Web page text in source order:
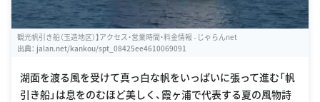
観光帆引き船（玉造地区）】アクセス・営業時間・料金情報 - じゃらんnet
出典： jalan.net/kankou/spt_08425ee4610069091
湖面を渡る風を受けて真っ白な帆をいっぱいに張って進む「帆
引き船」は息をのむほど美しく、霞ヶ浦で代表する夏の風物詩